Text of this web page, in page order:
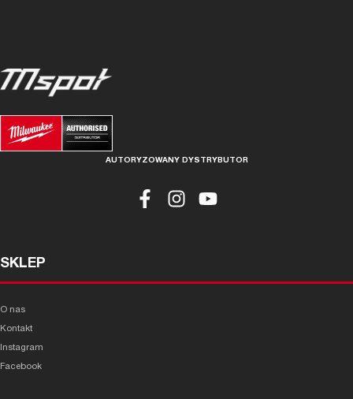
AUTORYZOWANY DYSTRYBUTOR
SKLEP
O nas
Kontakt
Instagram
Facebook